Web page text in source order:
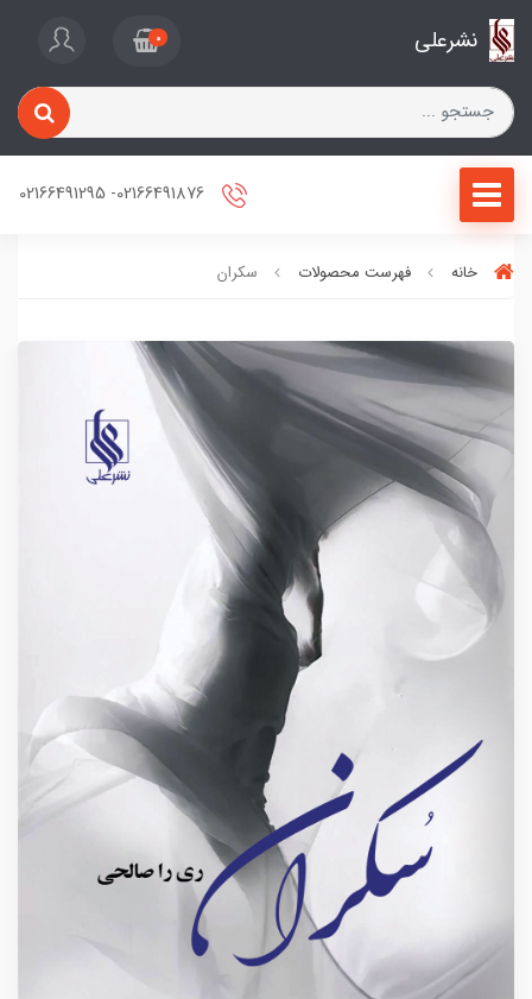
نشرعلی 0
خانه فهرست محصولات سکران